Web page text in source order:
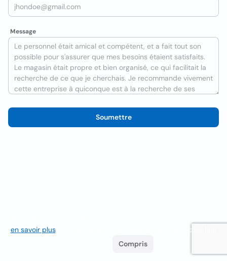
Message
Soumettre
en savoir plus. Si vous continuez à naviguer, vous acceptez leur
Compris